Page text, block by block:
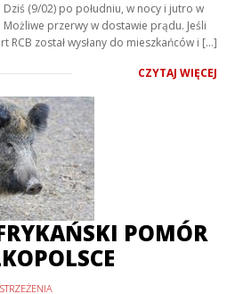
(9/02) po południu, w nocy i jutro w
przerwy w dostawie prądu. Jeśli
RCB został wysłany do mieszkańców i […]
CZYTAJ WIĘCEJ
POMÓR